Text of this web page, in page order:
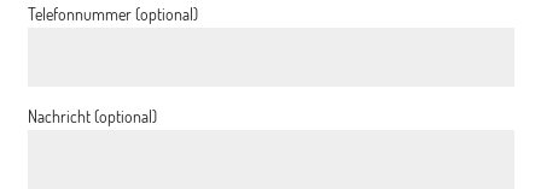
Telefonnummer (optional)
Nachricht (optional)